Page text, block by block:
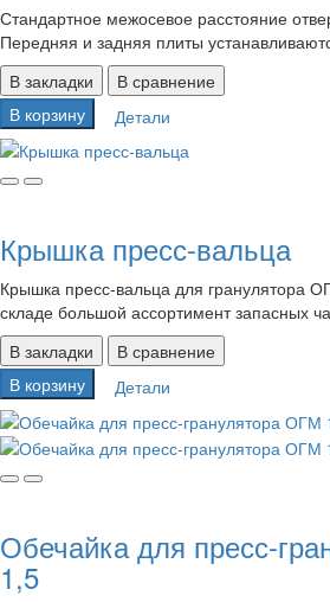
Стандартное межосевое расстояние
Передняя и задняя плиты
В закладки
В сравнение
В корзину
Детали
Крышка пресс-вальца
Крышка пресс-вальца для гранулятора
складе большой ассортимент запасных
В закладки
В сравнение
В корзину
Детали
Обечайка для пресс-
1,5